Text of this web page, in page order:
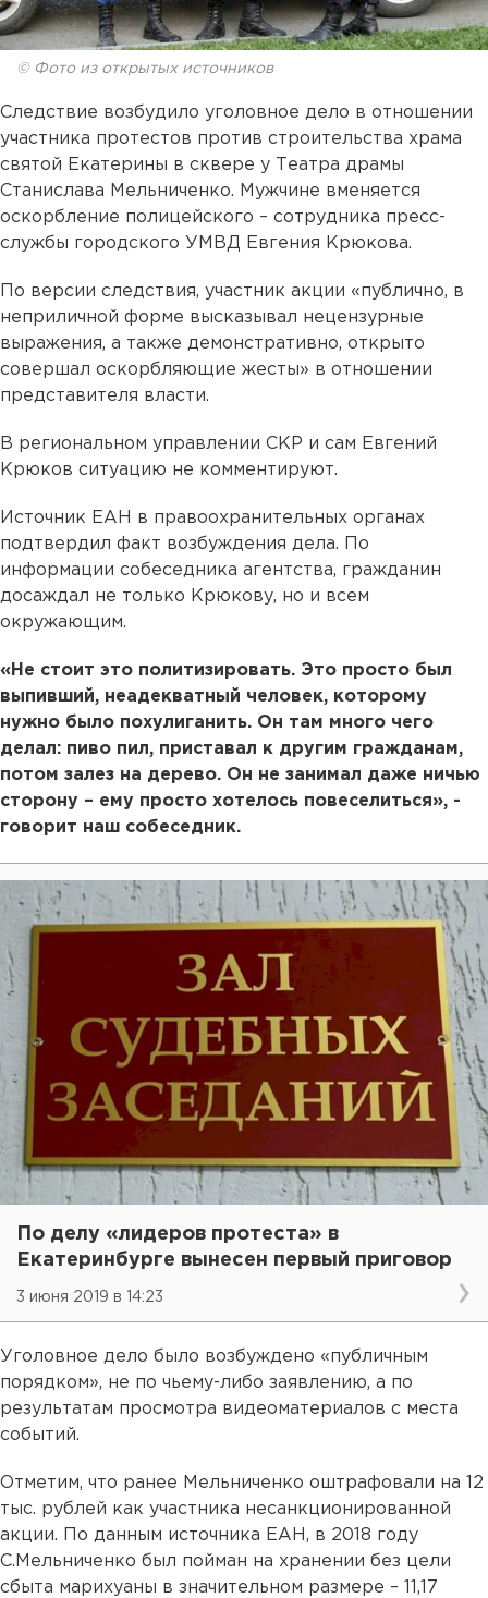
© Фото из открытых источников
Следствие возбудило уголовное дело в отношении
участника протестов против строительства храма
святой Екатерины в сквере у Театра драмы
Станислава Мельниченко. Мужчине вменяется
оскорбление полицейского – сотрудника пресс-
службы городского УМВД Евгения Крюкова.
По версии следствия, участник акции «публично, в
неприличной форме высказывал нецензурные
выражения, а также демонстративно, открыто
совершал оскорбляющие жесты» в отношении
представителя власти.
В региональном управлении СКР и сам Евгений
Крюков ситуацию не комментируют.
Источник ЕАН в правоохранительных органах
подтвердил факт возбуждения дела. По
информации собеседника агентства, гражданин
досаждал не только Крюкову, но и всем
окружающим.
«Не стоит это политизировать. Это просто был
выпивший, неадекватный человек, которому
нужно было похулиганить. Он там много чего
делал: пиво пил, приставал к другим гражданам,
потом залез на дерево. Он не занимал даже ничью
сторону – ему просто хотелось повеселиться», -
говорит наш собеседник.
По делу «лидеров протеста» в
Екатеринбурге вынесен первый приговор
3 июня 2019 в 14:23
Уголовное дело было возбуждено «публичным
порядком», не по чьему-либо заявлению, а по
результатам просмотра видеоматериалов с места
событий.
Отметим, что ранее Мельниченко оштрафовали на 12
тыс. рублей как участника несанкционированной
акции. По данным источника ЕАН, в 2018 году
С.Мельниченко был пойман на хранении без цели
сбыта марихуаны в значительном размере – 11,17